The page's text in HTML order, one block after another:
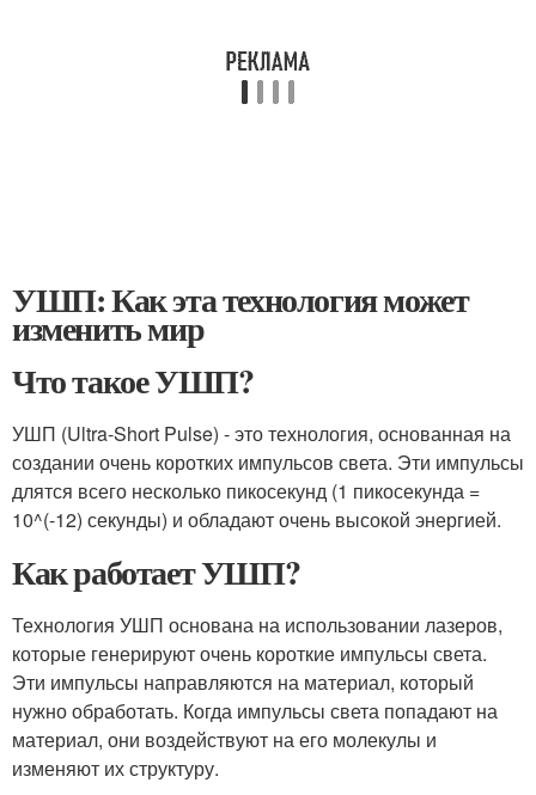
УШП: Как эта технология может
изменить мир
Что такое УШП?
УШП (Ultra-Short Pulse) - это технология, основанная на
создании очень коротких импульсов света. Эти импульсы
длятся всего несколько пикосекунд (1 пикосекунда =
10^(-12) секунды) и обладают очень высокой энергией.
Как работает УШП?
Технология УШП основана на использовании лазеров,
которые генерируют очень короткие импульсы света.
Эти импульсы направляются на материал, который
нужно обработать. Когда импульсы света попадают на
материал, они воздействуют на его молекулы и
изменяют их структуру.